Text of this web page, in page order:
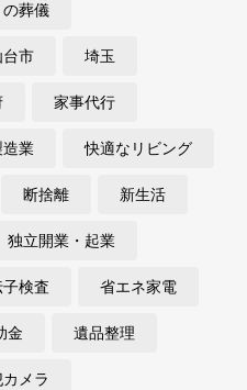
葬儀
台市 埼玉
家事代行
造業 快適なリビング
断捨離 新生活
独立開業・起業
検査 省エネ家電
金 遺品整理
メラ